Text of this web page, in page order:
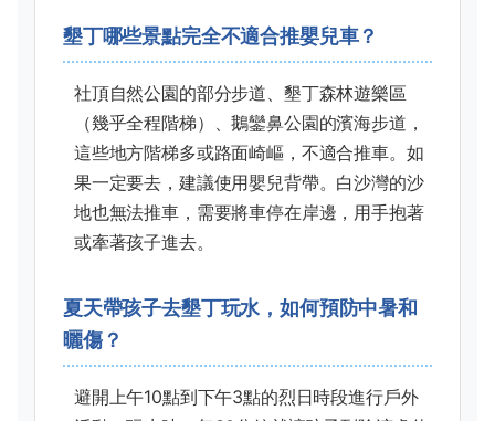
墾丁哪些景點完全不適合推嬰兒車？
社頂自然公園的部分步道、墾丁森林遊樂區
（幾乎全程階梯）、鵝鑾鼻公園的濱海步道，
這些地方階梯多或路面崎嶇，不適合推車。如
果一定要去，建議使用嬰兒背帶。白沙灣的沙
地也無法推車，需要將車停在岸邊，用手抱著
或牽著孩子進去。
夏天帶孩子去墾丁玩水，如何預防中暑和
曬傷？
避開上午10點到下午3點的烈日時段進行戶外